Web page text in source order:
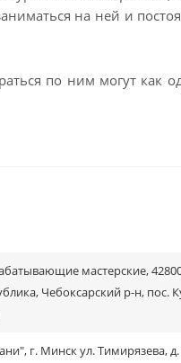
на ней и
по ним могут как
мастерские,
Чебоксарский р-н, пос.
г. Минск ул. Тимирязева, д.